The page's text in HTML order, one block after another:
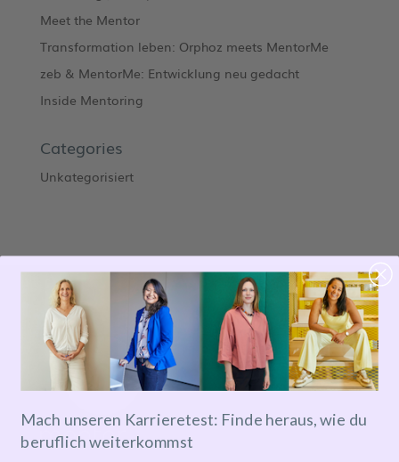
Meet the Mentor
Transformation leben: Orphoz meets MentorMe
zeb & MentorMe: Entwicklung neu gedacht
Inside Mentoring
Categories
Unkategorisiert
Mach unseren Karrieretest: Finde heraus, wie du
beruflich weiterkommst